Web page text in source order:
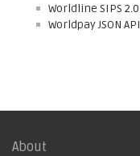
Worldline SIPS 2.0
Worldpay JSON API
About